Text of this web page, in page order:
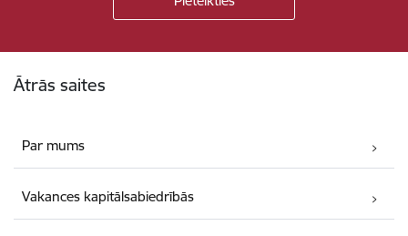
Ātrās saites
Par mums
Vakances kapitālsabiedrībās